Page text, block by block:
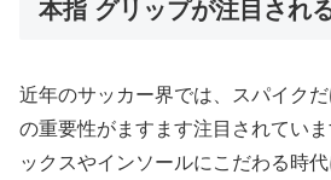
本指 グリップが注目され
近年のサッカー界では、スパイクだ
の重要性がますます注目されてい
ックスやインソールにこだわる時代